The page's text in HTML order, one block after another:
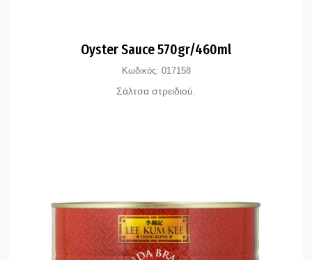
Oyster Sauce 570gr/460ml
Κωδικός: 017158
Σάλτσα στρειδιού.